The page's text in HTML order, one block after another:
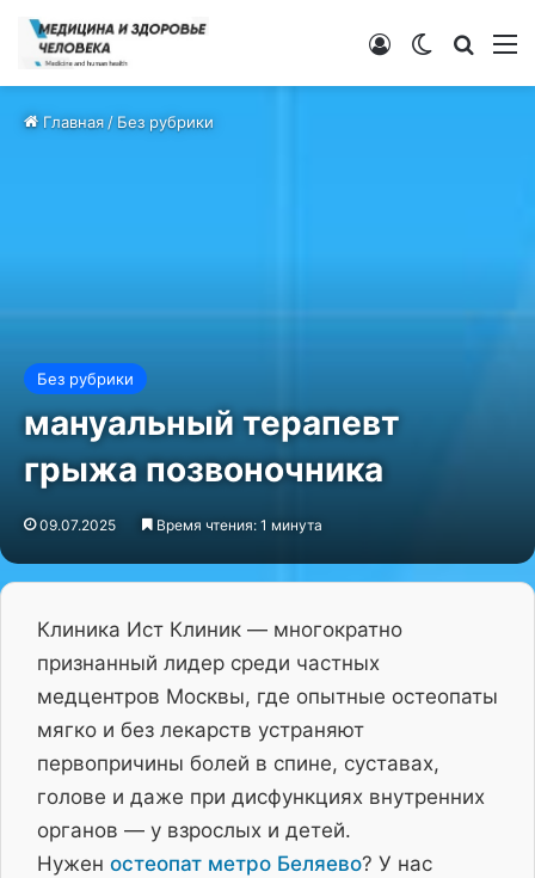
Switch skin
Войти
Главная/Без рубрики
Без рубрики
мануальный терапевт
грыжа позвоночника
09.07.2025 Время чтения: 1 минута
Клиника Ист Клиник — многократно
признанный лидер среди частных
медцентров Москвы, где опытные остеопаты
мягко и без лекарств устраняют
первопричины болей в спине, суставах,
голове и даже при дисфункциях внутренних
органов — у взрослых и детей.
Нужен остеопат метро Беляево? У нас